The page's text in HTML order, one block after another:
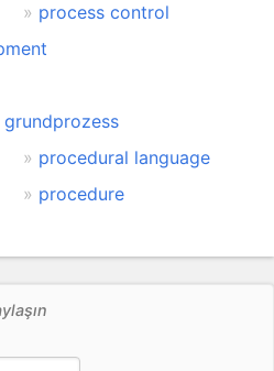
process control
procedural language
procedure